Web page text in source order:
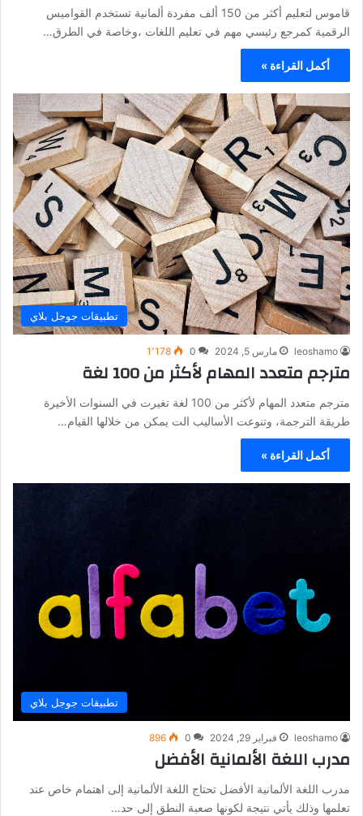
قاموس لتعليم أكثر من 150 ألف مفردة ألمانية تستخدم القواميس
الرقمية كمرجع رئيسي مهم في تعليم اللغات ،وخاصة في الطرق…
أكمل القراءة »
تطبيقات جوجل بلاي
leoshamo مارس 5, 2024 0 1٬178
مترجم متعدد المهام لأكثر من 100 لغة
مترجم متعدد المهام لأكثر من 100 لغة تغيرت في السنوات الأخيرة
طريقة الترجمة، وتنوعت الأساليب الت يمكن من خلالها القيام…
أكمل القراءة »
تطبيقات جوجل بلاي
leoshamo فبراير 29, 2024 0
896
مدرب اللغة الألمانية الأفضل
مدرب اللغة الألمانية الأفضل تحتاج اللغة الألمانية إلى اهتمام خاص عند
تعلمها وذلك يأتي نتيجة لكونها صعبة النطق إلى حد…